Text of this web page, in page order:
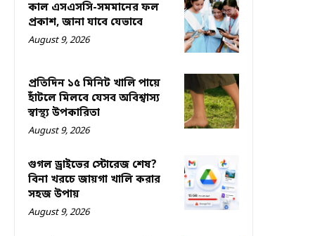
কাল এসএসসি-সমমানের ফল
প্রকাশ, জানা যাবে যেভাবে
August 9, 2026
প্রতিদিন ১৫ মিনিট খালি পায়ে
হাঁটলে মিলবে যেসব অবিশ্বাস্য
স্বাস্থ্য উপকারিতা
August 9, 2026
গুগল ড্রাইভের স্টোরেজ শেষ?
বিনা খরচে জায়গা খালি করার
সহজ উপায়
August 9, 2026